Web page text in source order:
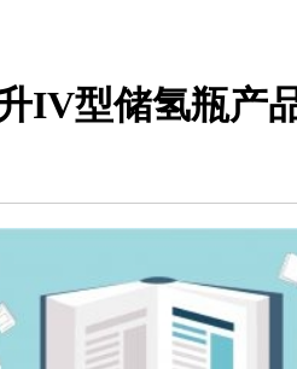
IV型储氢瓶产